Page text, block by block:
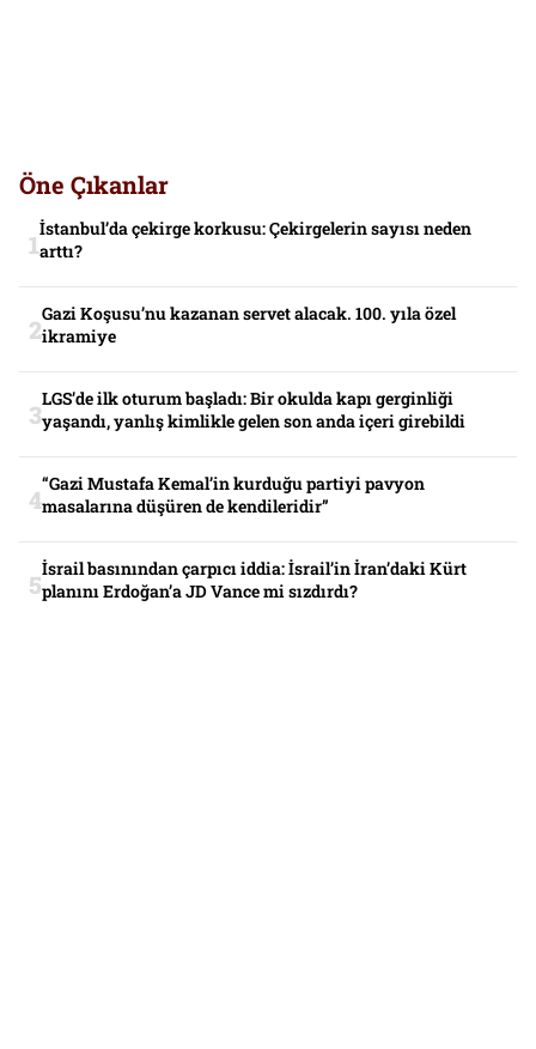
Öne Çıkanlar
İstanbul’da çekirge korkusu: Çekirgelerin sayısı neden
arttı?
Gazi Koşusu’nu kazanan servet alacak. 100. yıla özel
ikramiye
LGS’de ilk oturum başladı: Bir okulda kapı gerginliği
yaşandı, yanlış kimlikle gelen son anda içeri girebildi
“Gazi Mustafa Kemal’in kurduğu partiyi pavyon
masalarına düşüren de kendileridir”
İsrail basınından çarpıcı iddia: İsrail’in İran’daki Kürt
planını Erdoğan’a JD Vance mi sızdırdı?